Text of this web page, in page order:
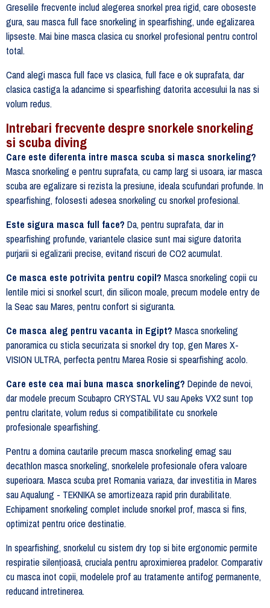
Greselile frecvente includ alegerea snorkel prea rigid, care oboseste
gura, sau masca full face snorkeling in spearfishing, unde egalizarea
lipseste. Mai bine masca clasica cu snorkel profesional pentru control
total.
Cand alegi masca full face vs clasica, full face e ok suprafata, dar
clasica castiga la adancime si spearfishing datorita accesului la nas si
volum redus.
Intrebari frecvente despre snorkele snorkeling
si scuba diving
Care este diferenta intre masca scuba si masca snorkeling?
Masca snorkeling e pentru suprafata, cu camp larg si usoara, iar masca
scuba are egalizare si rezista la presiune, ideala scufundari profunde. In
spearfishing, folosesti adesea snorkeling cu snorkel profesional.
Este sigura masca full face? Da, pentru suprafata, dar in
spearfishing profunde, variantele clasice sunt mai sigure datorita
purjarii si egalizarii precise, evitand riscuri de CO2 acumulat.
Ce masca este potrivita pentru copil? Masca snorkeling copii cu
lentile mici si snorkel scurt, din silicon moale, precum modele entry de
la Seac sau Mares, pentru confort si siguranta.
Ce masca aleg pentru vacanta in Egipt? Masca snorkeling
panoramica cu sticla securizata si snorkel dry top, gen Mares X-
VISION ULTRA, perfecta pentru Marea Rosie si spearfishing acolo.
Care este cea mai buna masca snorkeling? Depinde de nevoi,
dar modele precum Scubapro CRYSTAL VU sau Apeks VX2 sunt top
pentru claritate, volum redus si compatibilitate cu snorkele
profesionale spearfishing.
Pentru a domina cautarile precum masca snorkeling emag sau
decathlon masca snorkeling, snorkelele profesionale ofera valoare
superioara. Masca scuba pret Romania variaza, dar investitia in Mares
sau Aqualung - TEKNIKA se amortizeaza rapid prin durabilitate.
Echipament snorkeling complet include snorkel prof, masca si fins,
optimizat pentru orice destinatie.
In spearfishing, snorkelul cu sistem dry top si bite ergonomic permite
respiratie silențioasă, cruciala pentru aproximierea pradelor. Comparativ
cu masca inot copii, modelele prof au tratamente antifog permanente,
reducand intretinerea.